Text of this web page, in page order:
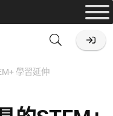
學習延伸